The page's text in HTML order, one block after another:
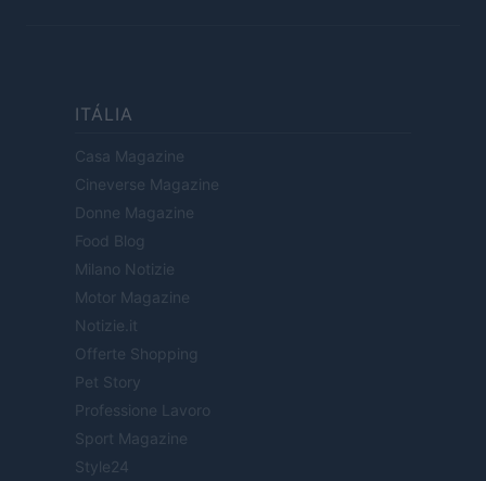
ITÁLIA
Casa Magazine
Cineverse Magazine
Donne Magazine
Food Blog
Milano Notizie
Motor Magazine
Notizie.it
Offerte Shopping
Pet Story
Professione Lavoro
Sport Magazine
Style24